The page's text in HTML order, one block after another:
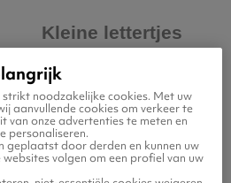
Kleine lettertjes
Voorwaarden
Privacyverklaring
Legal Notice
noodzakelijke cookies. Met uw
aanvullende cookies om verkeer te
van onze advertenties te meten en
personaliseren.
geplaatst door derden en kunnen uw
volgen om een profiel van uw